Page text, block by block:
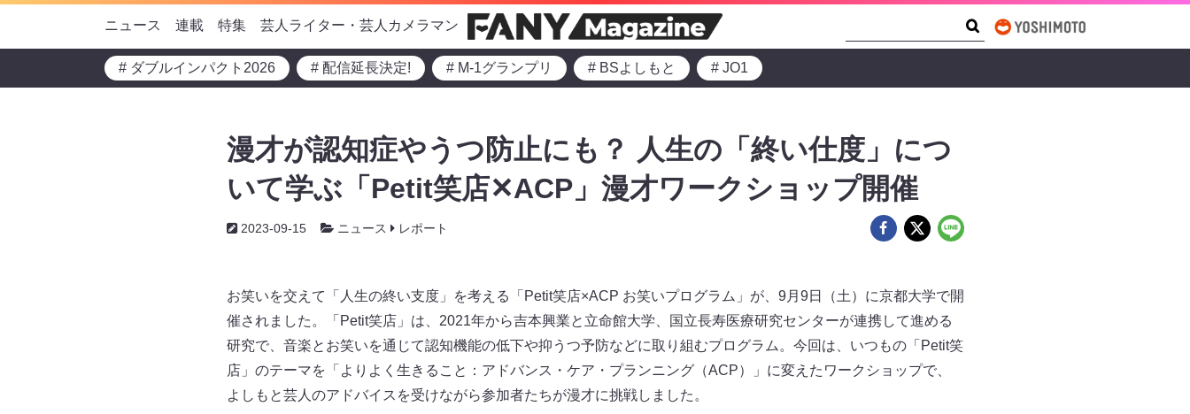
ニュース 連載 特集 芸人ライター・芸人カメラマン
# ダブルインパクト2026 # 配信延長決定! # M-1グランプリ # BSよしもと # JO1
漫才が認知症やうつ防止にも？ 人生の「終い仕度」につ
いて学ぶ「Petit笑店✕ACP」漫才ワークショップ開催
2023-09-15 ニュース レポート
お笑いを交えて「人生の終い支度」を考える「Petit笑店×ACP お笑いプログラム」が、9月9日（土）に京都大学で開
催されました。「Petit笑店」は、2021年から吉本興業と立命館大学、国立長寿医療研究センターが連携して進める
研究で、音楽とお笑いを通じて認知機能の低下や抑うつ予防などに取り組むプログラム。今回は、いつもの「Petit笑
店」のテーマを「よりよく生きること：アドバンス・ケア・プランニング（ACP）」に変えたワークショップで、
よしもと芸人のアドバイスを受けながら参加者たちが漫才に挑戦しました。